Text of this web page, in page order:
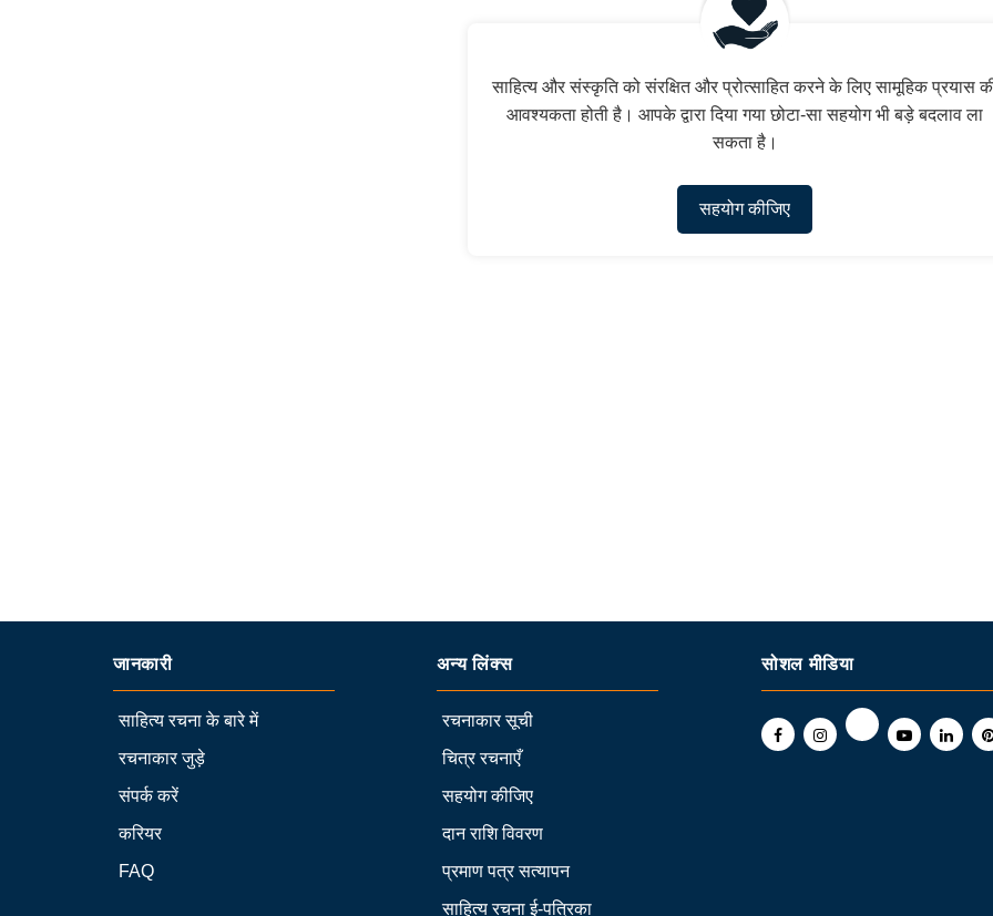
साहित्य और संस्कृति को संरक्षित और प्रोत्साहित करने के लिए सामूहिक प्रयास
आवश्यकता होती है। आपके द्वारा दिया गया छोटा-सा सहयोग भी बड़े बदलाव ला
सकता है।
सहयोग कीजिए
जानकारी
साहित्य रचना के बारे में
रचनाकार जुड़े
संपर्क करें
करियर
FAQ
अन्य लिंक्स
रचनाकार सूची
चित्र रचनाएँ
सहयोग कीजिए
दान राशि विवरण
प्रमाण पत्र सत्यापन
साहित्य रचना ई-पत्रिका
सोशल मीडिया